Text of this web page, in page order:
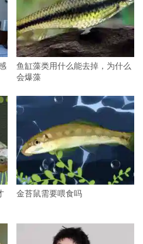
鱼缸藻类用什么能去掉，为什么
会爆藻
金苔鼠需要喂食吗